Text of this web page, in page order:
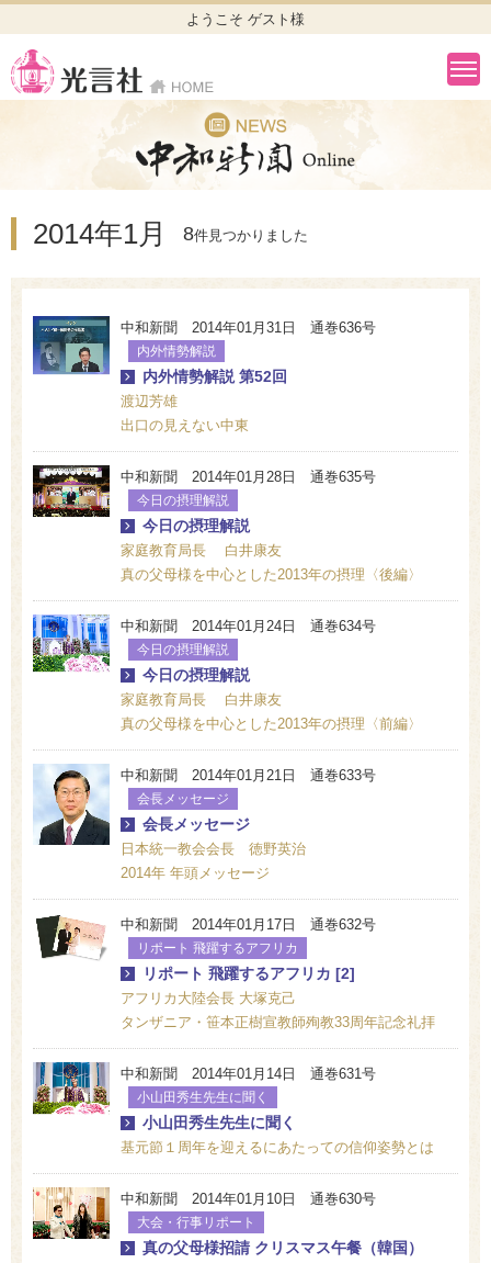
ようこそ ゲスト様
2014年1月 8件見つかりました
中和新聞 2014年01月31日 通巻636号
内外情勢解説
内外情勢解説 第52回
渡辺芳雄
出口の見えない中東
中和新聞 2014年01月28日 通巻635号
今日の摂理解説
今日の摂理解説
家庭教育局長 白井康友
真の父母様を中心とした2013年の摂理〈後編〉
中和新聞 2014年01月24日 通巻634号
今日の摂理解説
今日の摂理解説
家庭教育局長 白井康友
真の父母様を中心とした2013年の摂理〈前編〉
中和新聞 2014年01月21日 通巻633号
会長メッセージ
会長メッセージ
日本統一教会会長 徳野英治
2014年 年頭メッセージ
中和新聞 2014年01月17日 通巻632号
リポート 飛躍するアフリカ
リポート 飛躍するアフリカ [2]
アフリカ大陸会長 大塚克己
タンザニア・笹本正樹宣教師殉教33周年記念礼拝
中和新聞 2014年01月14日 通巻631号
小山田秀生先生に聞く
小山田秀生先生に聞く
基元節１周年を迎えるにあたっての信仰姿勢とは
中和新聞 2014年01月10日 通巻630号
大会・行事リポート
真の父母様招請 クリスマス午餐（韓国）